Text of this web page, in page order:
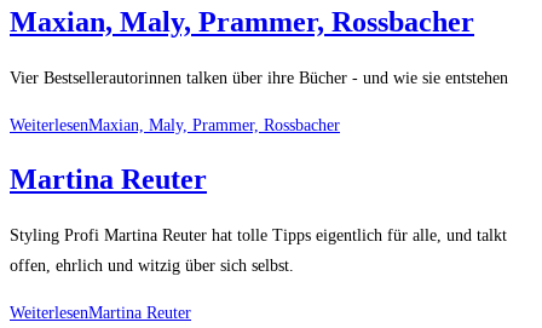
Maxian, Maly, Prammer, Rossbacher
Vier Bestsellerautorinnen talken über ihre Bücher - und wie sie entstehen
WeiterlesenMaxian, Maly, Prammer, Rossbacher
Martina Reuter
Styling Profi Martina Reuter hat tolle Tipps eigentlich für alle, und talkt
offen, ehrlich und witzig über sich selbst.
WeiterlesenMartina Reuter